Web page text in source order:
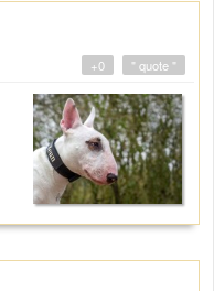
" quote "
+0